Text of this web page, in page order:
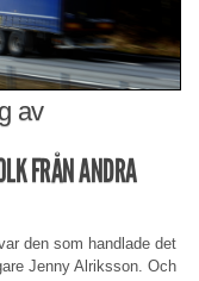
av
FRÅN ANDRA
den som handlade det
Jenny Alriksson. Och